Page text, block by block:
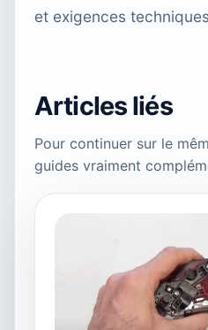
et exigences
Articles liés
Pour continuer sur le
guides vraiment